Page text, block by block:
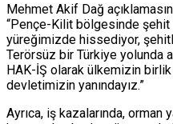
Mehmet Akif Dağ
“Pençe-Kilit bölgesinde şehit
yüreğimizde hissediyor,
Terörsüz bir Türkiye yolunda
HAK-İŞ olarak ülkemizin
devletimizin yanındayız.”
Ayrıca, iş kazalarında, orman